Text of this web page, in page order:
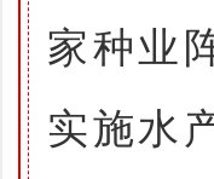
家种业
实施水